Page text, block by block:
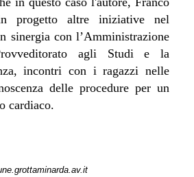
progetto altre iniziative nel
sinergia con l’Amministrazione
agli Studi e la
incontri con i ragazzi nelle
delle procedure per un
cardiaco.